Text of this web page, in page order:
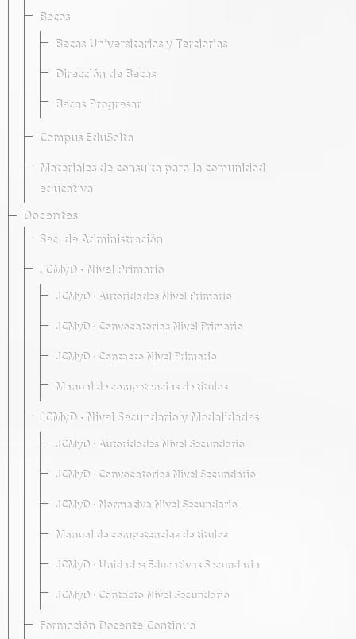
Becas
Becas Universitarias y Terciarias
Dirección de Becas
Becas Progresar
Campus EduSalta
Materiales de consulta para la comunidad
educativa
Docentes
Sec. de Administración
JCMyD · Nivel Primario
JCMyD · Autoridades Nivel Primario
JCMyD · Convocatorias Nivel Primario
JCMyD · Contacto Nivel Primario
Manual de competencias de títulos
JCMyD · Nivel Secundario y Modalidades
JCMyD · Autoridades Nivel Secundario
JCMyD · Convocatorias Nivel Secundario
JCMyD · Normativa Nivel Secundario
Manual de competencias de títulos
JCMyD · Unidades Educativas Secundaria
JCMyD · Contacto Nivel Secundario
Formación Docente Continua